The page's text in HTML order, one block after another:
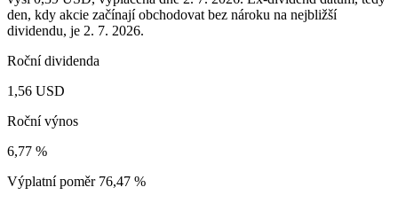
den, kdy akcie začínají obchodovat bez nároku na nejbližší
dividendu, je 2. 7. 2026.
Roční dividenda
1,56 USD
Roční výnos
6,77 %
Výplatní poměr 76,47 %